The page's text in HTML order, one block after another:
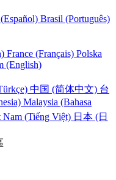
Brasil (Português)
France (Français) Polska
(English)
中国 (简体中文) 台
Malaysia (Bahasa
Nam (Tiếng Việt) 日本 (日